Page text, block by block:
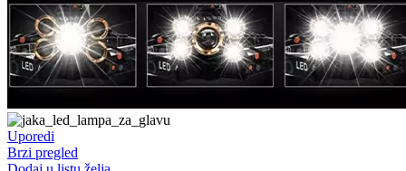
Uporedi
Brzi pregled